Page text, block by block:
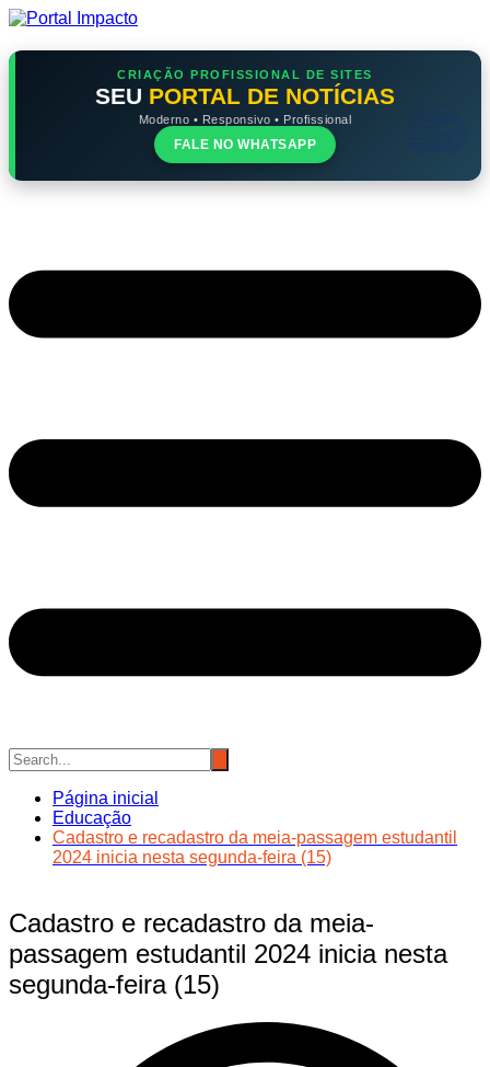
Ir
o
CRIAÇÃO PROFISSIONAL DE SITES
SEU PORTAL DE NOTÍCIAS
Moderno • Responsivo • Profissional
FALE NO WHATSAPP
Página inicial
Educação
Cadastro e recadastro da meia-passagem estudantil
2024 inicia nesta segunda-feira (15)
Cadastro e recadastro da meia-
passagem estudantil 2024 inicia nesta
segunda-feira (15)